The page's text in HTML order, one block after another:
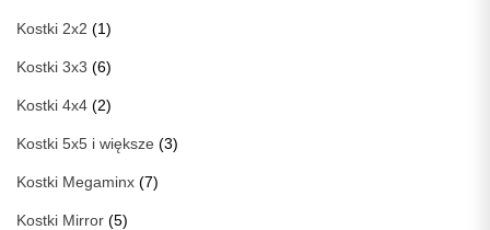
Kostki 2x2 (1)
Kostki 3x3 (6)
Kostki 4x4 (2)
Kostki 5x5 i większe (3)
Kostki Megaminx (7)
Kostki Mirror (5)